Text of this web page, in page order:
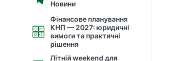
Новини
Фінансове планування
КНП — 2027: юридичні
вимоги та практичні
рішення
Літній weekend для